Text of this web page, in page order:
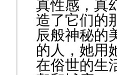
真性感，真
造了它们的
辰般神秘的
的人，她用
在俗世的生